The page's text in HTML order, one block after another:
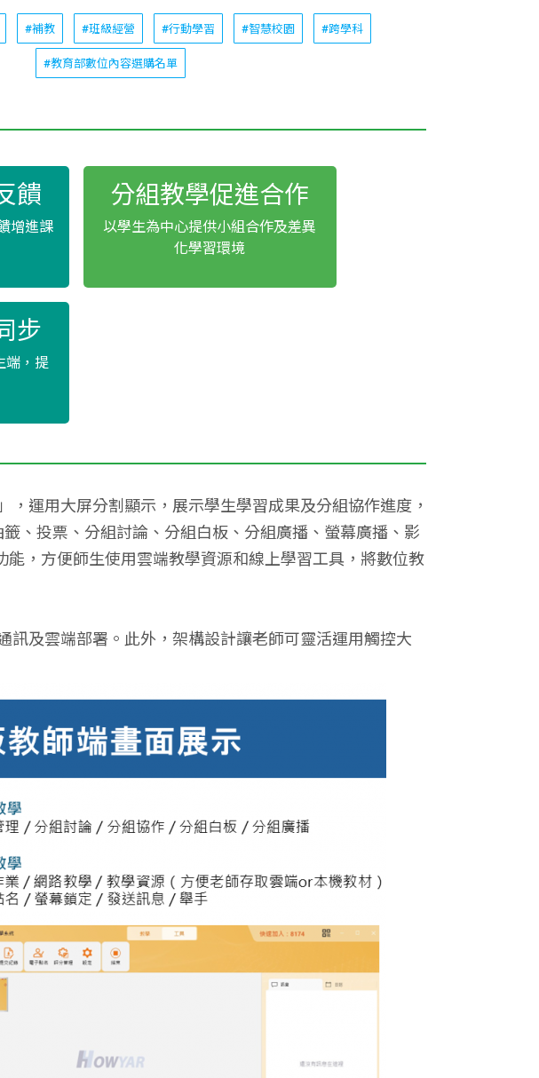
#補教 #班級經營 #行動學習 #智慧校園 #跨學科
#教育部數位內容選購名單
饋
增進課
分組教學促進合作
以學生為中心提供小組合作及差異
化學習環境
步
端，提
運用大屏分割顯示，展示學生學習成果及分組協作進度，
、投票、分組討論、分組白板、分組廣播、螢幕廣播、影
，方便師生使用雲端教學資源和線上學習工具，將數位教
訊及雲端部署。此外，架構設計讓老師可靈活運用觸控大